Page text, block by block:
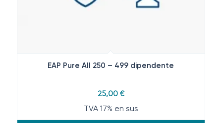
EAP Pure All 250 – 499 dipendente
25,00 €
TVA 17% en sus